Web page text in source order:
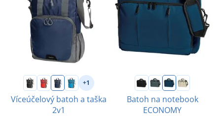
+1
Víceúčelový batoh a taška
2v1
Batoh na notebook
ECONOMY